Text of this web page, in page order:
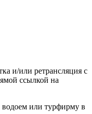
и/или ретрансляция с
ссылкой на
или турфирму в